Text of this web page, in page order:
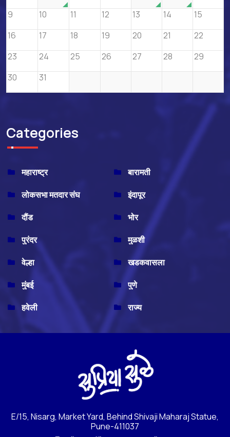
9
10 11 12 13 14
15
16
17 18 19 20 21
22
23
24 25 26 27 28
29
30
31
Categories
महाराष्ट्र
बारामती
लोकसभा मतदार संघ
इंदापूर
दौंड
भोर
पुरंदर
मुळशी
वेल्हा
खडकवासला
मुंबई
पुणे
हवेली
राज्य
E/15, Nisarg, Market Yard, Behind Shivaji Maharaj Statue,
Pune-411037